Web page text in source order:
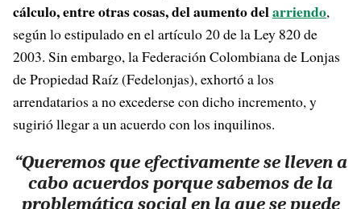
cálculo, entre otras cosas, del aumento delarriendo,
según lo estipulado en el artículo 20 de la Ley 820 de
2003. Sin embargo, la Federación Colombiana de Lonjas
de Propiedad Raíz (Fedelonjas), exhortó a los
arrendatarios a no excederse con dicho incremento, y
sugirió llegar a un acuerdo con los inquilinos.
“Queremos que efectivamente se lleven a
cabo acuerdos porque sabemos de la
problemática social en la que se puede